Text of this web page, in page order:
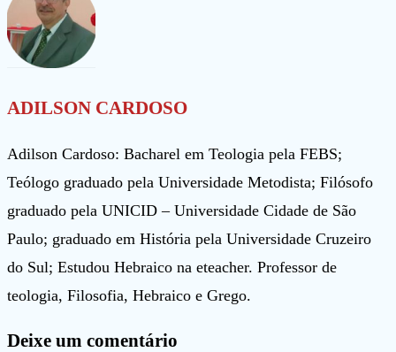
ADILSON CARDOSO
Adilson Cardoso: Bacharel em Teologia pela FEBS;
Teólogo graduado pela Universidade Metodista; Filósofo
graduado pela UNICID – Universidade Cidade de São
Paulo; graduado em História pela Universidade Cruzeiro
do Sul; Estudou Hebraico na eteacher. Professor de
teologia, Filosofia, Hebraico e Grego.
Deixe um comentário